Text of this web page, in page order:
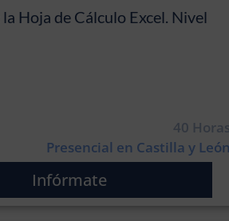
Hoja de Cálculo Excel. Nivel
40
Presencial en Castilla y
Infórmate